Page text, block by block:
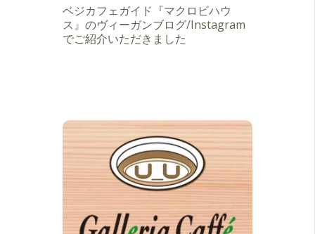
ベジカフェガイド『マクロビハウ
ス』のヴィーガンブログ/Instagram
でご紹介いただきました